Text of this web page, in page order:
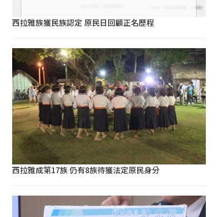
西拉雅族獲民族認定 原民日回顧正名歷程
西拉雅成第17族 仍有8族待獲法定原民身分